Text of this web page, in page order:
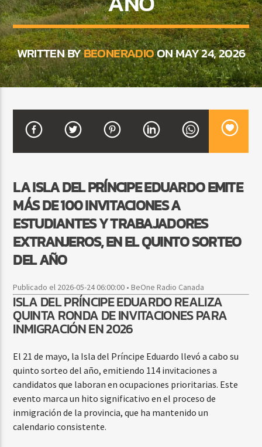
CURRENT SHOW
FREE STYLE
7:00 PM 9:00 PM
WRITTEN BYBEONERADIOON MAY 24, 2026
LA ISLA DEL PRÍNCIPE EDUARDO EMITE
MÁS DE 100 INVITACIONES A
ESTUDIANTES Y TRABAJADORES
EXTRANJEROS, EN EL QUINTO SORTEO
DEL AÑO
Publicado el 2026-05-24 06:00:00 • BeOne Radio Canada
ISLA DEL PRÍNCIPE EDUARDO REALIZA
QUINTA RONDA DE INVITACIONES PARA
INMIGRACIÓN EN 2026
El 21 de mayo, la Isla del Príncipe Eduardo llevó a cabo su
quinto sorteo del año, emitiendo 114 invitaciones a
candidatos que laboran en ocupaciones prioritarias. Este
evento marca un hito significativo en el proceso de
inmigración de la provincia, que ha mantenido un
calendario consistente.